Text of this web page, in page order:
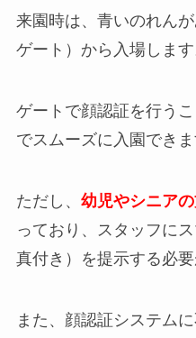
来園時は、青いのれん
ゲート）から入場します
ゲートで顔認証を行う
でスムーズに入園できま
ただし、 幼児やシニア
っており、スタッフに
真付き）を提示する必要
また、顔認証システム